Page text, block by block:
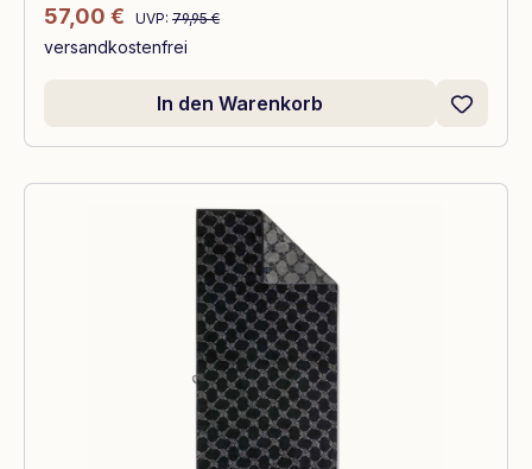
Verkaufspreis:
57,00 € Regulärer Preis:
UVP: 79,95 €
versandkostenfrei
In den Warenkorb